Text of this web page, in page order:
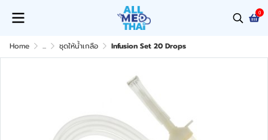
0
Home ... ชุดให้น้ำเกลือ Infusion Set 20 Drops